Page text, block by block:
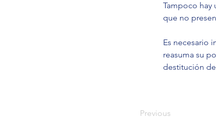
Tampoco hay
que no
Es necesario
reasuma su
destitución
Previous